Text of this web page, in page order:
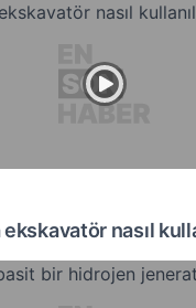
nasıl